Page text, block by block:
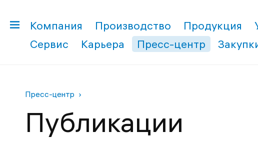
Компания Производство Продукция
Сервис
Карьера Пресс-центр
Пресс-центр
Публикации